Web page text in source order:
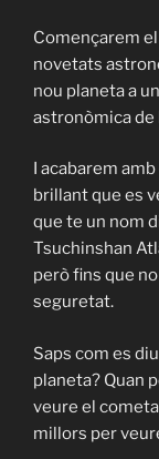
Començarem
novetats
nou planeta a
astronòmica de
I acabarem
brillant que es
que te un nom
Tsuchinshan
però fins que
seguretat.
Saps com es
planeta? Quan
veure el
millors per
Català
Español